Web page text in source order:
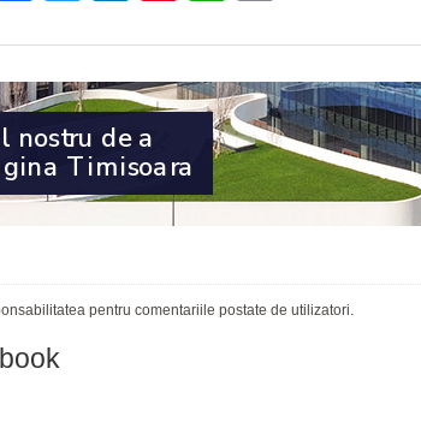
pentru comentariile postate de utilizatori.